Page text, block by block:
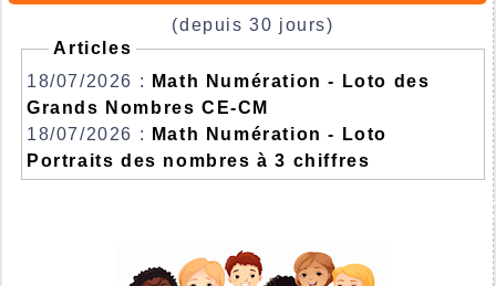
(depuis 30 jours)
Articles
18/07/2026 :
Math Numération - Loto des
Grands Nombres CE-CM
18/07/2026 :
Math Numération - Loto
Portraits des nombres à 3 chiffres